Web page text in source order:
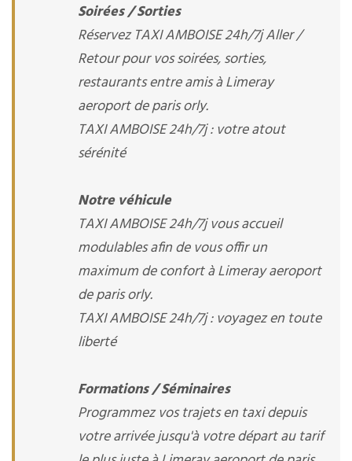
Soirées / Sorties
Réservez TAXI AMBOISE 24h/7j Aller /
Retour pour vos soirées, sorties,
restaurants entre amis à Limeray
aeroport de paris orly.
TAXI AMBOISE 24h/7j : votre atout
sérénité
Notre véhicule
TAXI AMBOISE 24h/7j vous accueil
modulables afin de vous offir un
maximum de confort à Limeray aeroport
de paris orly.
TAXI AMBOISE 24h/7j : voyagez en toute
liberté
Formations / Séminaires
Programmez vos trajets en taxi depuis
votre arrivée jusqu'à votre départ au tarif